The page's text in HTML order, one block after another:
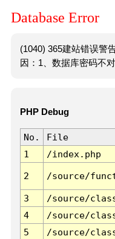
Database Error
(1040) 365建站错误警
因：1、数据库密码不
PHP Debug
No. File
1
/index.php
2 /source/
3 /source/
4
/source/
5
/source/